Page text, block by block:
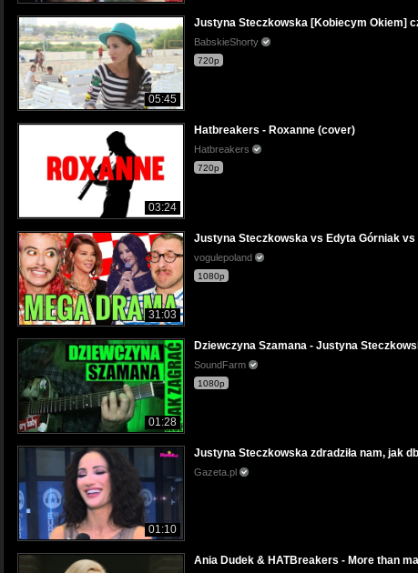
05:45
Justyna Steczkowska [Kobiecym Okiem]
BabskieShorty
720p
03:24
Hatbreakers - Roxanne (cover)
Hatbreakers
720p
31:03
Justyna Steczkowska vs Edyta Górniak vs
vogulepoland
1080p
01:28
Dziewczyna Szamana - Justyna
SoundFarm
1080p
01:10
Justyna Steczkowska zdradziła nam, jak
Gazeta.pl
Ania Dudek & HATBreakers - More than